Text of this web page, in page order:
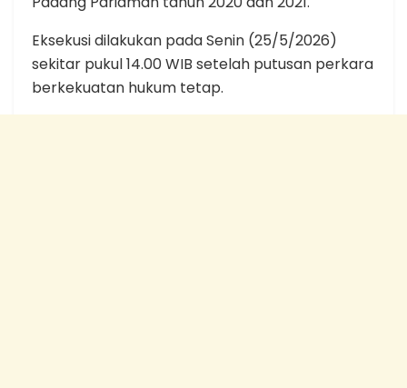
Eksekusi dilakukan pada Senin (25/5/2026)
sekitar pukul 14.00 WIB setelah putusan perkara
berkekuatan hukum tetap.